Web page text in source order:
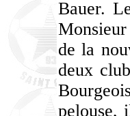
Bauer.
de la
deux
pelouse,